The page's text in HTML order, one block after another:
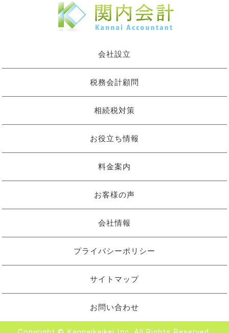
会社設立
税務会計顧問
相続税対策
お役立ち情報
料金案内
お客様の声
会社情報
プライバシーポリシー
サイトマップ
お問い合わせ